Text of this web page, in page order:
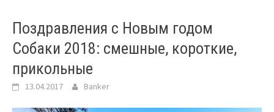
Поздравления с Новым годом
Собаки 2018: смешные, короткие,
прикольные
13.04.2017 Banker